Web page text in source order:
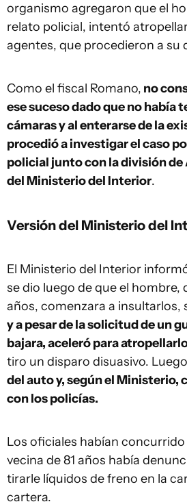
organismo agregaron que el
relato policial, intentó
agentes, que procedieron a su
Como el fiscal Romano, no
ese suceso dado que no había
cámaras y al enterarse de la
procedió a investigar el caso
policial junto con la división
del Ministerio del Interior.
Versión del Ministerio del
El Ministerio del Interior
se dio luego de que el hombre,
años, comenzara a insultarlos,
y a pesar de la solicitud de un
bajara, aceleró para
tiro un disparo disuasivo.
del auto y, según el Ministerio,
con los policías.
Los oficiales habían
vecina de 81 años había
tirarle líquidos de freno en la
cartera.